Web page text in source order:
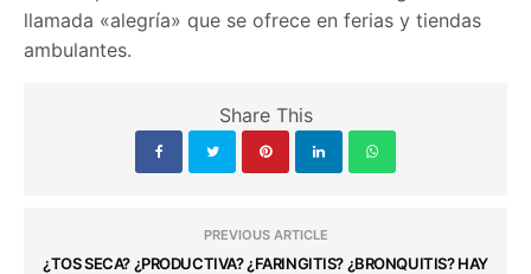
llamada «alegría» que se ofrece en ferias y tiendas
ambulantes.
Share This
PREVIOUS ARTICLE
¿TOS SECA? ¿PRODUCTIVA? ¿FARINGITIS? ¿BRONQUITIS? HAY